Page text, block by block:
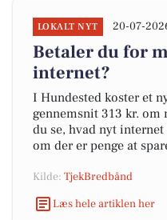
LOKALT NYT 20-07-
Betaler du for
internet?
I Hundested koster et
gennemsnit 313 kr. om
du se, hvad nyt
om der er penge at
Kilde: TjekBredbånd
Læs hele artiklen her